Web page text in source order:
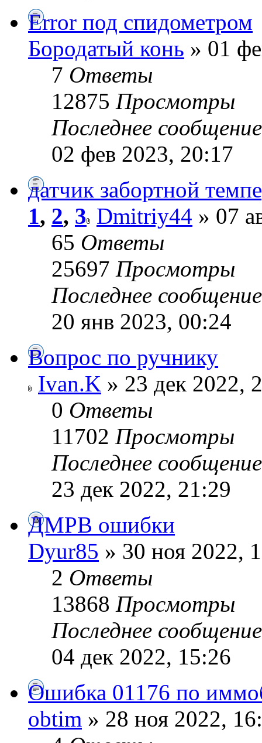
Error под спидометром
Бородатый конь » 01
7 Ответы
12875 Просмотры
Последнее
02 фев 2023, 20:17
датчик забортной
1, 2, 3 Dmitriy44 » 07
65 Ответы
25697 Просмотры
Последнее
20 янв 2023, 00:24
Вопрос по ручнику
Ivan.K » 23 дек 2022,
0 Ответы
11702 Просмотры
Последнее
23 дек 2022, 21:29
ДМРВ ошибки
Dyur85 » 30 ноя 2022,
2 Ответы
13868 Просмотры
Последнее
04 дек 2022, 15:26
Ошибка 01176 по
obtim » 28 ноя 2022,